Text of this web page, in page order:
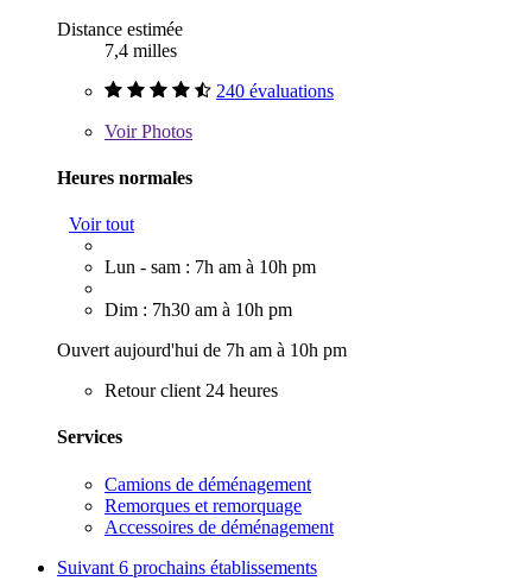
Distance estimée
7,4 milles
240 évaluations
VoirPhotos
Heures normales
Voir tout
Lun - sam : 7h am à 10h pm
Dim : 7h30 am à 10h pm
Ouvert aujourd'hui de 7h am à 10h pm
Retour client 24 heures
Services
Camions de déménagement
Remorques et remorquage
Accessoires de déménagement
Suivant 6 prochains établissements